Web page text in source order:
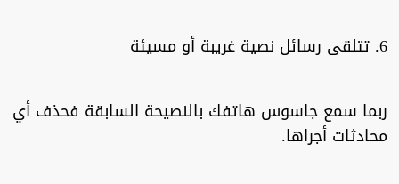
6. تتلقى رسائل نصية غريبة أو مسيئة
ربما سمع جاسوس هاتفك بالنصيحة السابقة فحذف أي
محادثات أجراها.